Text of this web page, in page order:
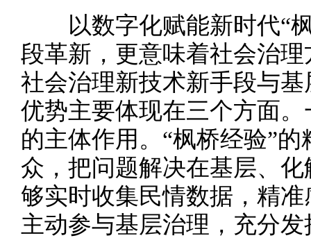
以数字化赋能新时代“
段革新，更意味着社会治
社会治理新技术新手段与
优势主要体现在三个方面
的主体作用。“枫桥经验”
众，把问题解决在基层、
够实时收集民情数据，精
主动参与基层治理，充分